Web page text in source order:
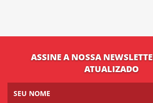
ASSINE A NOSSA
ATUALIZADO